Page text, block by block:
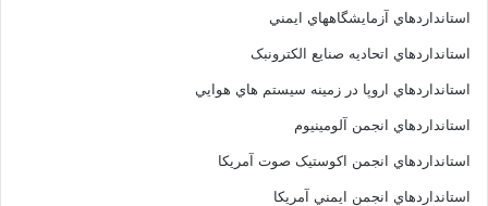
استانداردهاي آزمايشگاههاي ايمني
استانداردهاي اتحاديه صنايع الکترونبک
استانداردهاي اروپا در زمينه سيستم هاي هوايي
استانداردهاي انجمن آلومينيوم
استانداردهاي انجمن اکوستيک صوت آمريکا
استانداردهاي انجمن ايمني آمريکا